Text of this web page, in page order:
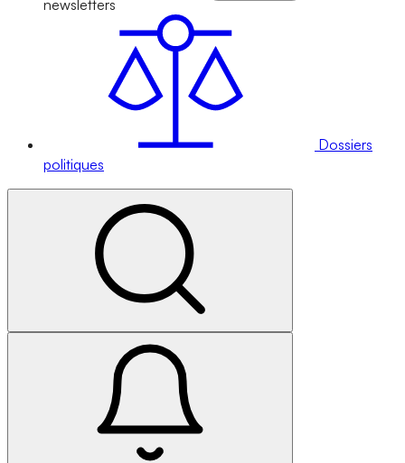
newsletters
Dossiers
politiques